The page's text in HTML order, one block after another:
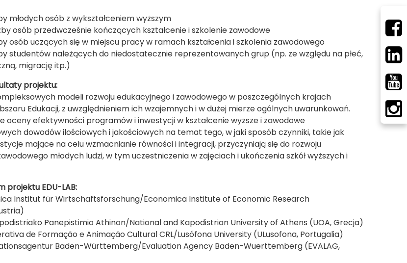
młodych osób z wykształceniem wyższym
osób przedwcześnie kończących kształcenie i szkolenie zawodowe
osób uczących się w miejscu pracy w ramach kształcenia i szkolenia zawodowego
studentów należących do niedostatecznie reprezentowanych grup (np. ze względu na płeć,
migrację itp.)
projektu:
modeli rozwoju edukacyjnego i zawodowego w poszczególnych krajach
Edukacji, z uwzględnieniem ich wzajemnych i w dużej mierze ogólnych uwarunkowań.
oceny efektywności programów i inwestycji w kształcenie wyższe i zawodowe
dowodów ilościowych i jakościowych na temat tego, w jaki sposób czynniki, takie jak
mające na celu wzmacnianie równości i integracji, przyczyniają się do rozwoju
młodych ludzi, w tym uczestniczenia w zajęciach i ukończenia szkół wyższych i
projektu EDU-LAB:
Institut für Wirtschaftsforschung/Economica Institute of Economic Research
Panepistimio Athinon/National and Kapodistrian University of Athens (UOA, Grecja)
de Formação e Animação Cultural CRL/Lusófona University (ULusofona, Portugalia)
Baden-Württemberg/Evaluation Agency Baden-Wuerttemberg (EVALAG,